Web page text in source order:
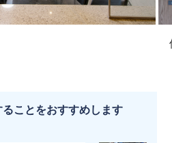
ことをおすすめします